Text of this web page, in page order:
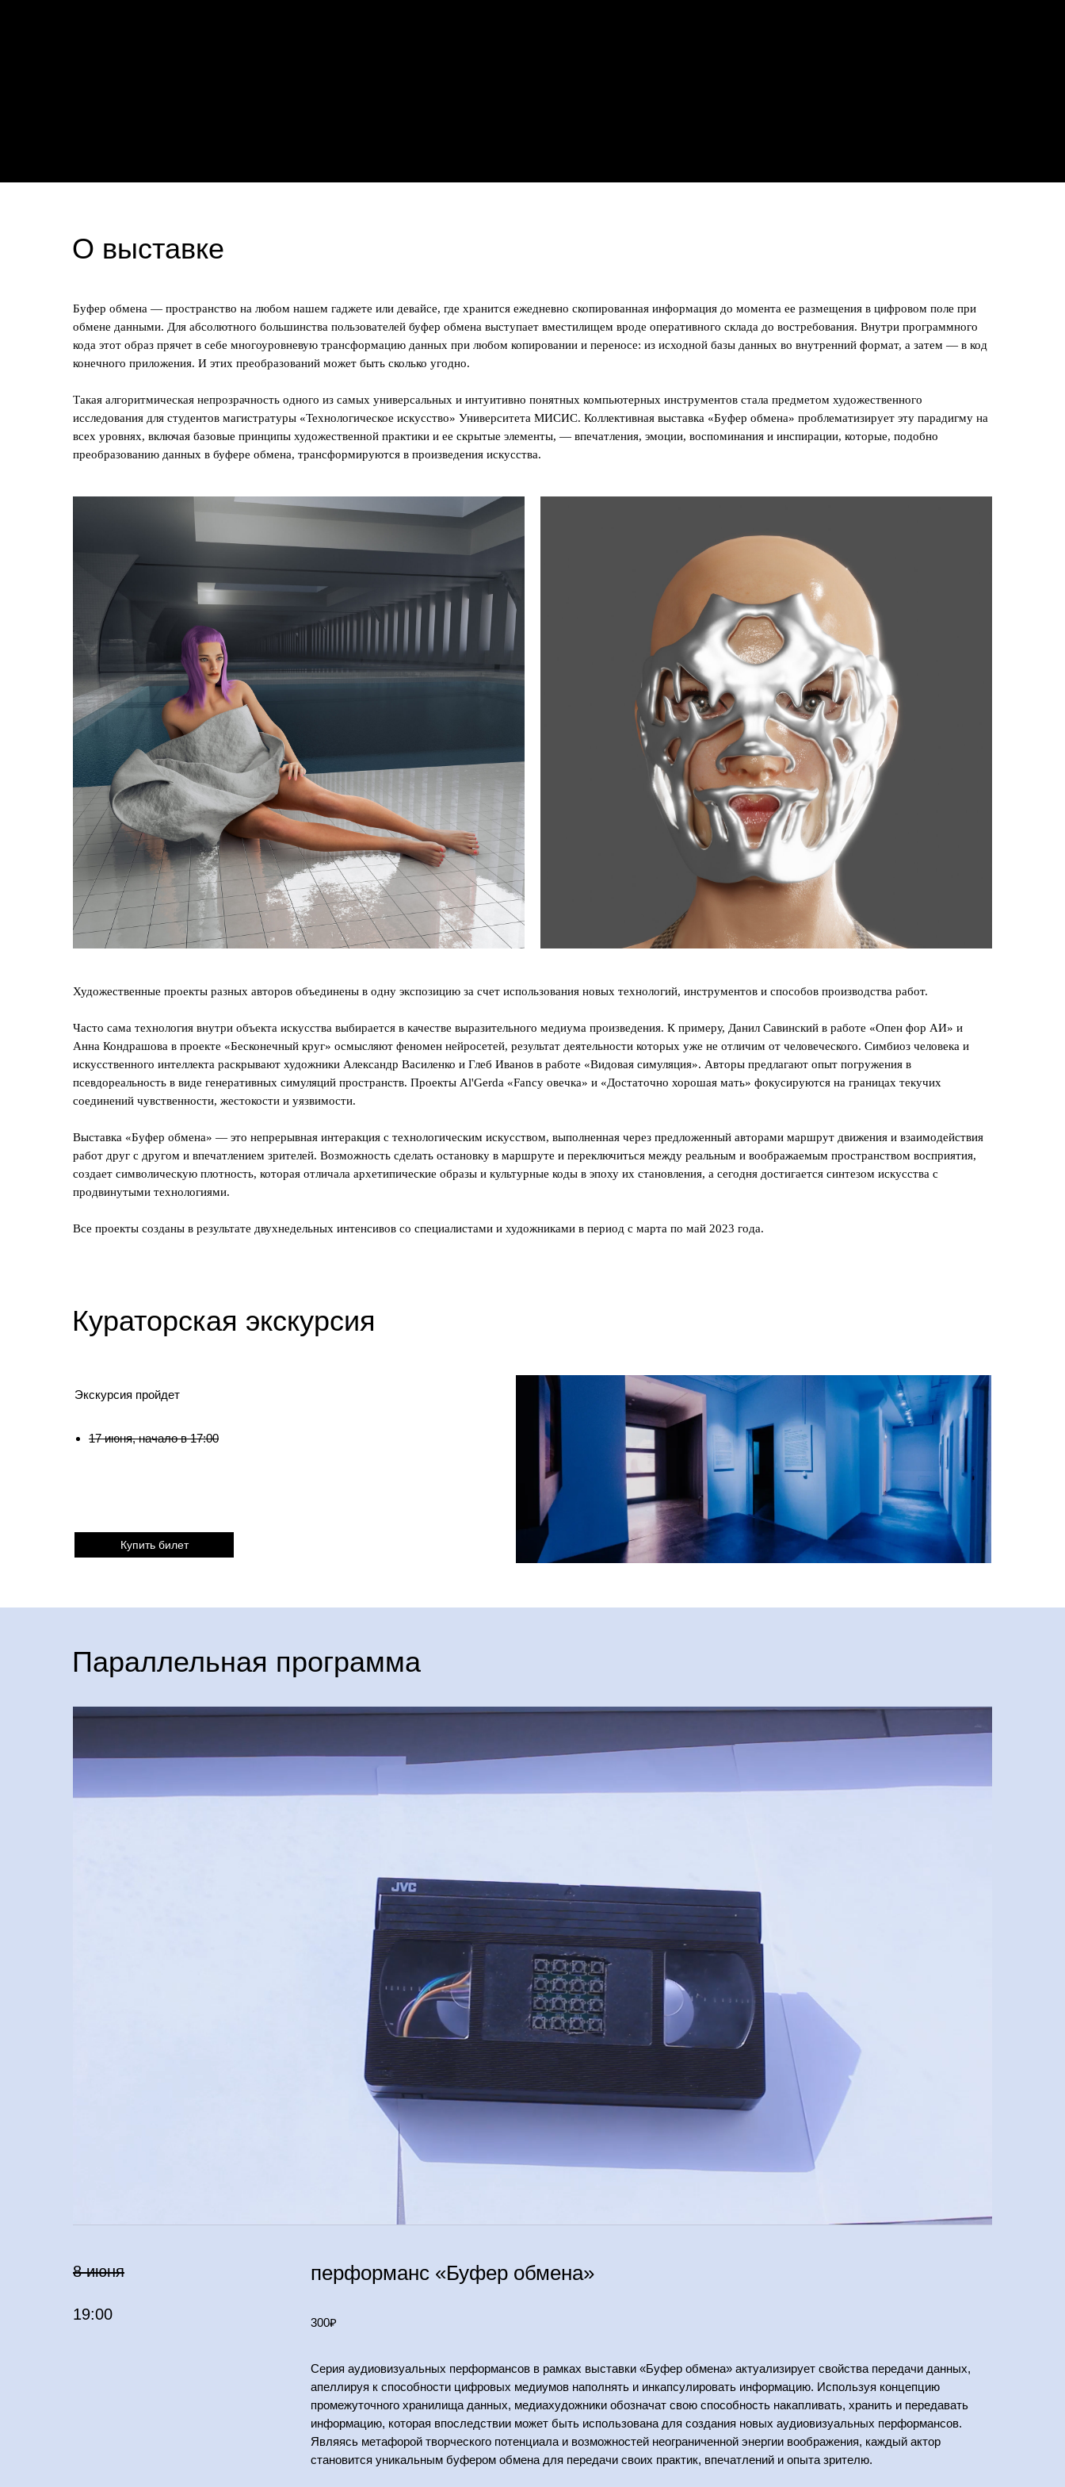
О выставке
Буфер обмена — пространство на любом нашем гаджете или девайсе, где хранится ежедневно скопированная информация до момента ее размещения в цифровом поле при
обмене данными. Для абсолютного большинства пользователей буфер обмена выступает вместилищем вроде оперативного склада до востребования. Внутри программного
кода этот образ прячет в себе многоуровневую трансформацию данных при любом копировании и переносе: из исходной базы данных во внутренний формат, а затем — в код
конечного приложения. И этих преобразований может быть сколько угодно.
Такая алгоритмическая непрозрачность одного из самых универсальных и интуитивно понятных компьютерных инструментов стала предметом художественного
исследования для студентов магистратуры «Технологическое искусство» Университета МИСИС. Коллективная выставка «Буфер обмена» проблематизирует эту парадигму на
всех уровнях, включая базовые принципы художественной практики и ее скрытые элементы, — впечатления, эмоции, воспоминания и инспирации, которые, подобно
преобразованию данных в буфере обмена, трансформируются в произведения искусства.
Художественные проекты разных авторов объединены в одну экспозицию за счет использования новых технологий, инструментов и способов производства работ.
Часто сама технология внутри объекта искусства выбирается в качестве выразительного медиума произведения. К примеру, Данил Савинский в работе «Опен фор АИ» и
Анна Кондрашова в проекте «Бесконечный круг» осмысляют феномен нейросетей, результат деятельности которых уже не отличим от человеческого. Симбиоз человека и
искусственного интеллекта раскрывают художники Александр Василенко и Глеб Иванов в работе «Видовая симуляция». Авторы предлагают опыт погружения в
псевдореальность в виде генеративных симуляций пространств. Проекты Al'Gerda «Fancy овечка» и «Достаточно хорошая мать» фокусируются на границах текучих
соединений чувственности, жестокости и уязвимости.
Выставка «Буфер обмена» — это непрерывная интеракция с технологическим искусством, выполненная через предложенный авторами маршрут движения и взаимодействия
работ друг с другом и впечатлением зрителей. Возможность сделать остановку в маршруте и переключиться между реальным и воображаемым пространством восприятия,
создает символическую плотность, которая отличала архетипические образы и культурные коды в эпоху их становления, а сегодня достигается синтезом искусства с
продвинутыми технологиями.
Все проекты созданы в результате двухнедельных интенсивов со специалистами и художниками в период с марта по май 2023 года.
Кураторская экскурсия
17 июня, начало в 17:00
Экскурсия пройдет
Купить билет
Параллельная программа
8 июня
19:00
перформанс «Буфер обмена»
300₽
Серия аудиовизуальных перформансов в рамках выставки «Буфер обмена» актуализирует свойства передачи данных,
апеллируя к способности цифровых медиумов наполнять и инкапсулировать информацию. Используя концепцию
промежуточного хранилища данных, медиахудожники обозначат свою способность накапливать, хранить и передавать
информацию, которая впоследствии может быть использована для создания новых аудиовизуальных перформансов.
Являясь метафорой творческого потенциала и возможностей неограниченной энергии воображения, каждый актор
становится уникальным буфером обмена для передачи своих практик, впечатлений и опыта зрителю.